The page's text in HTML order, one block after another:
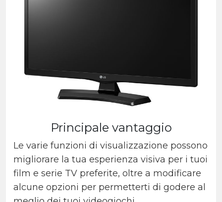
Principale vantaggio
Le varie funzioni di visualizzazione possono
migliorare la tua esperienza visiva per i tuoi
film e serie TV preferite, oltre a modificare
alcune opzioni per permetterti di godere al